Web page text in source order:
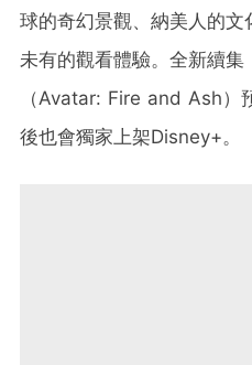
球的奇幻景觀、納美人的
未有的觀看體驗。全新續集
（Avatar: Fire and Ash）
後也會獨家上架Disney+。